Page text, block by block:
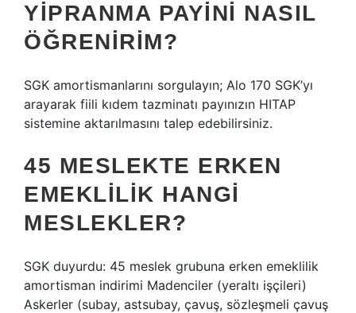
YIPRANMA PAYINI NASIL
ÖĞRENIRIM?
SGK amortismanlarını sorgulayın; Alo 170 SGK’yı
arayarak fiili kıdem tazminatı payınızın HITAP
sistemine aktarılmasını talep edebilirsiniz.
45 MESLEKTE ERKEN
EMEKLILIK HANGI
MESLEKLER?
SGK duyurdu: 45 meslek grubuna erken emeklilik
amortisman indirimi Madenciler (yeraltı işçileri)
Askerler (subay, astsubay, çavuş, sözleşmeli çavuş